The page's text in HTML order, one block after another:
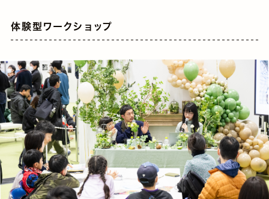
体験型ワークショップ